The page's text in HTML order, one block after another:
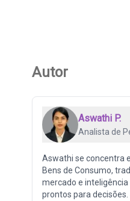
Autor
Aswathi P.
Analista de
Aswathi se concentra
Bens de Consumo,
mercado e
prontos para